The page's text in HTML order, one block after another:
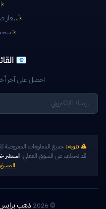
›
›أسعار
›
📧
احصل على آخر
تنويه: جميع المعلومات المعروضة
قد تختلف عن السوق الفعلي.استشر
© 2026 ذهب